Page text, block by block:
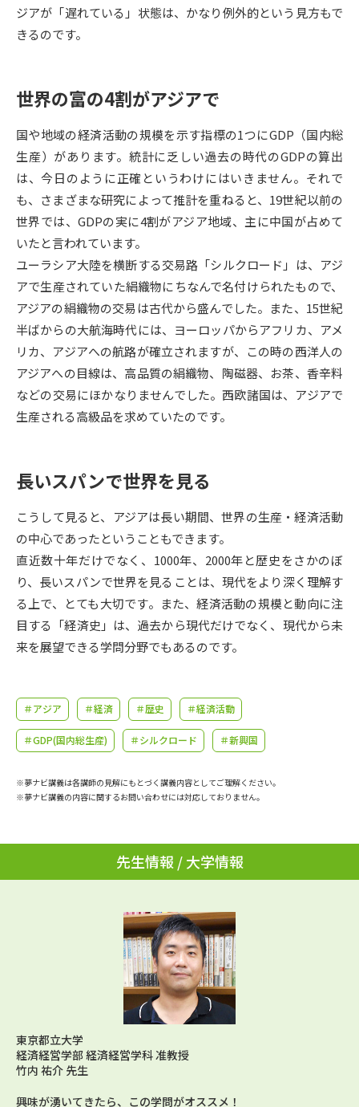
新増設大学・学部・学科特集
国際・グローバルに強い大学特
デジタルパンフレット 進路の３択
新学年スタート号特集ページ
（高3生用）
新学年スタート号特集ページ
（高2生用）
SELFBRAND特集ページ
オープンキャンパスなどを調べる
オープンキャンパス検索 実施プログラムから探す
来場型・Web型イベント特集 夢ナビライブ
受験準備 資料検索
併願校選び 受験スケジュールを立てよう
先輩が入学を決めた理由 テレメール全国一斉進学調査
新生活お役立ちガイド
学問発見 学問検索
大学で学びたい学問発見
学問のミニ講義「夢ナビ講義」 学問分野解説
学問の教科書 夢ナビライブ
ユーザーサポート
Ｑ＆Ａ よくあるご質問 大学進学IDについて
受付内容・発送状況の確認
個人情報取扱規定
テレメール進学カタログ
訂正のご案内
ジアが「遅れている」状態は、かなり例外的という見方もで
きるのです。
世界の富の4割がアジアで
国や地域の経済活動の規模を示す指標の1つにGDP（国内総
生産）があります。統計に乏しい過去の時代のGDPの算出
は、今日のように正確というわけにはいきません。それで
も、さまざまな研究によって推計を重ねると、19世紀以前の
世界では、GDPの実に4割がアジア地域、主に中国が占めて
いたと言われています。
ユーラシア大陸を横断する交易路「シルクロード」は、アジ
アで生産されていた絹織物にちなんで名付けられたもので、
アジアの絹織物の交易は古代から盛んでした。また、15世紀
半ばからの大航海時代には、ヨーロッパからアフリカ、アメ
リカ、アジアへの航路が確立されますが、この時の西洋人の
アジアへの目線は、高品質の絹織物、陶磁器、お茶、香辛料
などの交易にほかなりませんでした。西欧諸国は、アジアで
生産される高級品を求めていたのです。
長いスパンで世界を見る
こうして見ると、アジアは長い期間、世界の生産・経済活動
の中心であったということもできます。
直近数十年だけでなく、1000年、2000年と歴史をさかのぼ
り、長いスパンで世界を見ることは、現代をより深く理解す
る上で、とても大切です。また、経済活動の規模と動向に注
目する「経済史」は、過去から現代だけでなく、現代から未
来を展望できる学問分野でもあるのです。
＃アジア ＃経済 ＃歴史 ＃経済活動
＃GDP(国内総生産) ＃シルクロード ＃新興国
※夢ナビ講義は各講師の見解にもとづく講義内容としてご理解ください。
※夢ナビ講義の内容に関するお問い合わせには対応しておりません。
先生情報 / 大学情報
東京都立大学
経済経営学部 経済経営学科 准教授
竹内 祐介 先生
興味が湧いてきたら、この学問がオススメ！